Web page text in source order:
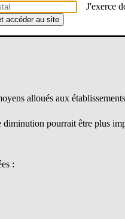
alloués aux
pourrait être plus
:
J'exerce
accéder au site